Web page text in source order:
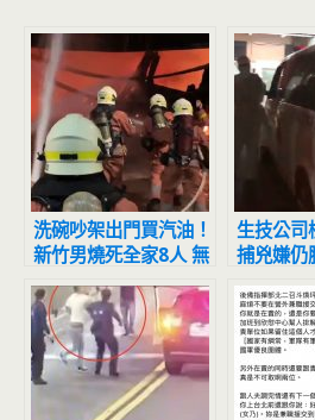
洗碗吵架出門買汽油！
新竹男燒死全家8人 無
表情留現場看
生技公司
捕兇嫌仍